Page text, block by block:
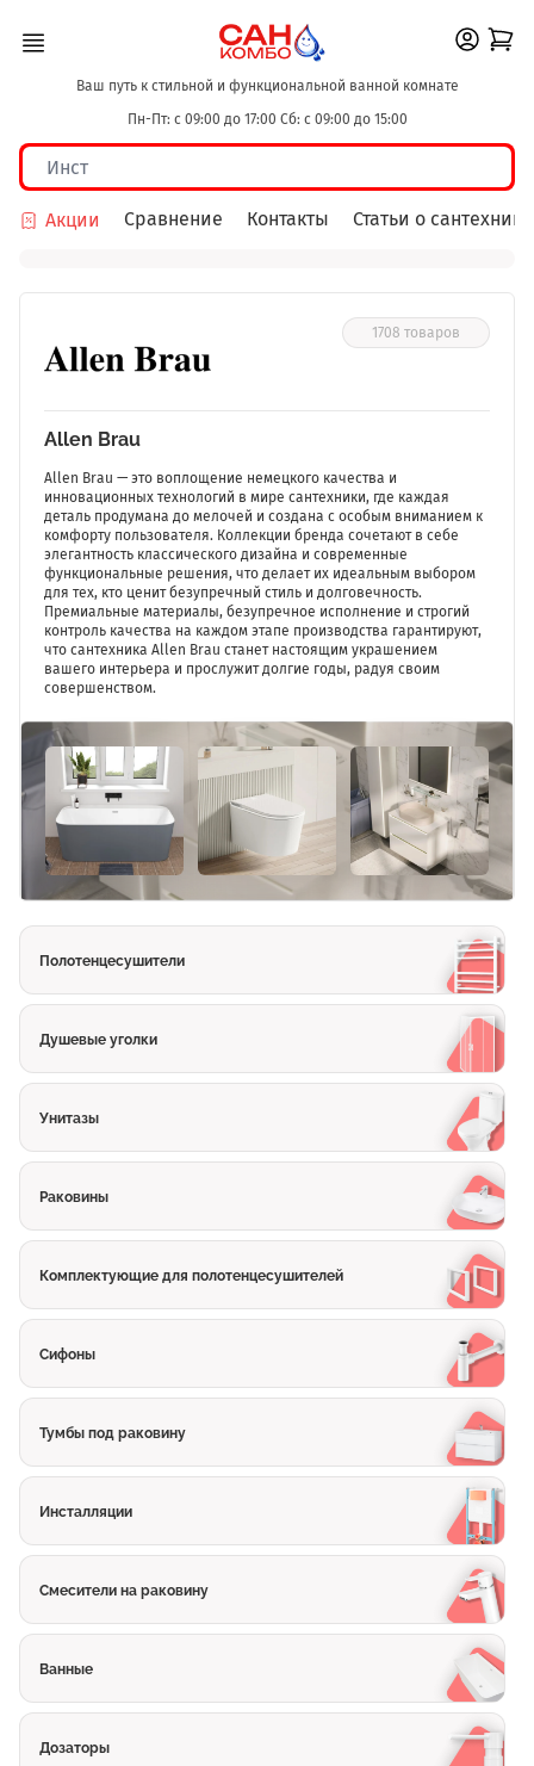
Ваш путь к стильной и функциональной ванной комнате
Пн-Пт: с 09:00 до 17:00 Сб: с 09:00 до 15:00
Акции Сравнение Контакты Статьи о сантехнике
Allen Brau
1708 товаров
Allen Brau — это воплощение немецкого качества и
инновационных технологий в мире сантехники, где каждая
деталь продумана до мелочей и создана с особым вниманием к
комфорту пользователя. Коллекции бренда сочетают в себе
элегантность классического дизайна и современные
функциональные решения, что делает их идеальным выбором
для тех, кто ценит безупречный стиль и долговечность.
Премиальные материалы, безупречное исполнение и строгий
контроль качества на каждом этапе производства гарантируют,
что сантехника Allen Brau станет настоящим украшением
вашего интерьера и прослужит долгие годы, радуя своим
совершенством.
Полотенцесушители
Душевые уголки
Унитазы
Раковины
Комплектующие для полотенцесушителей
Сифоны
Тумбы под раковину
Инсталляции
Смесители на раковину
Ванные
Дозаторы